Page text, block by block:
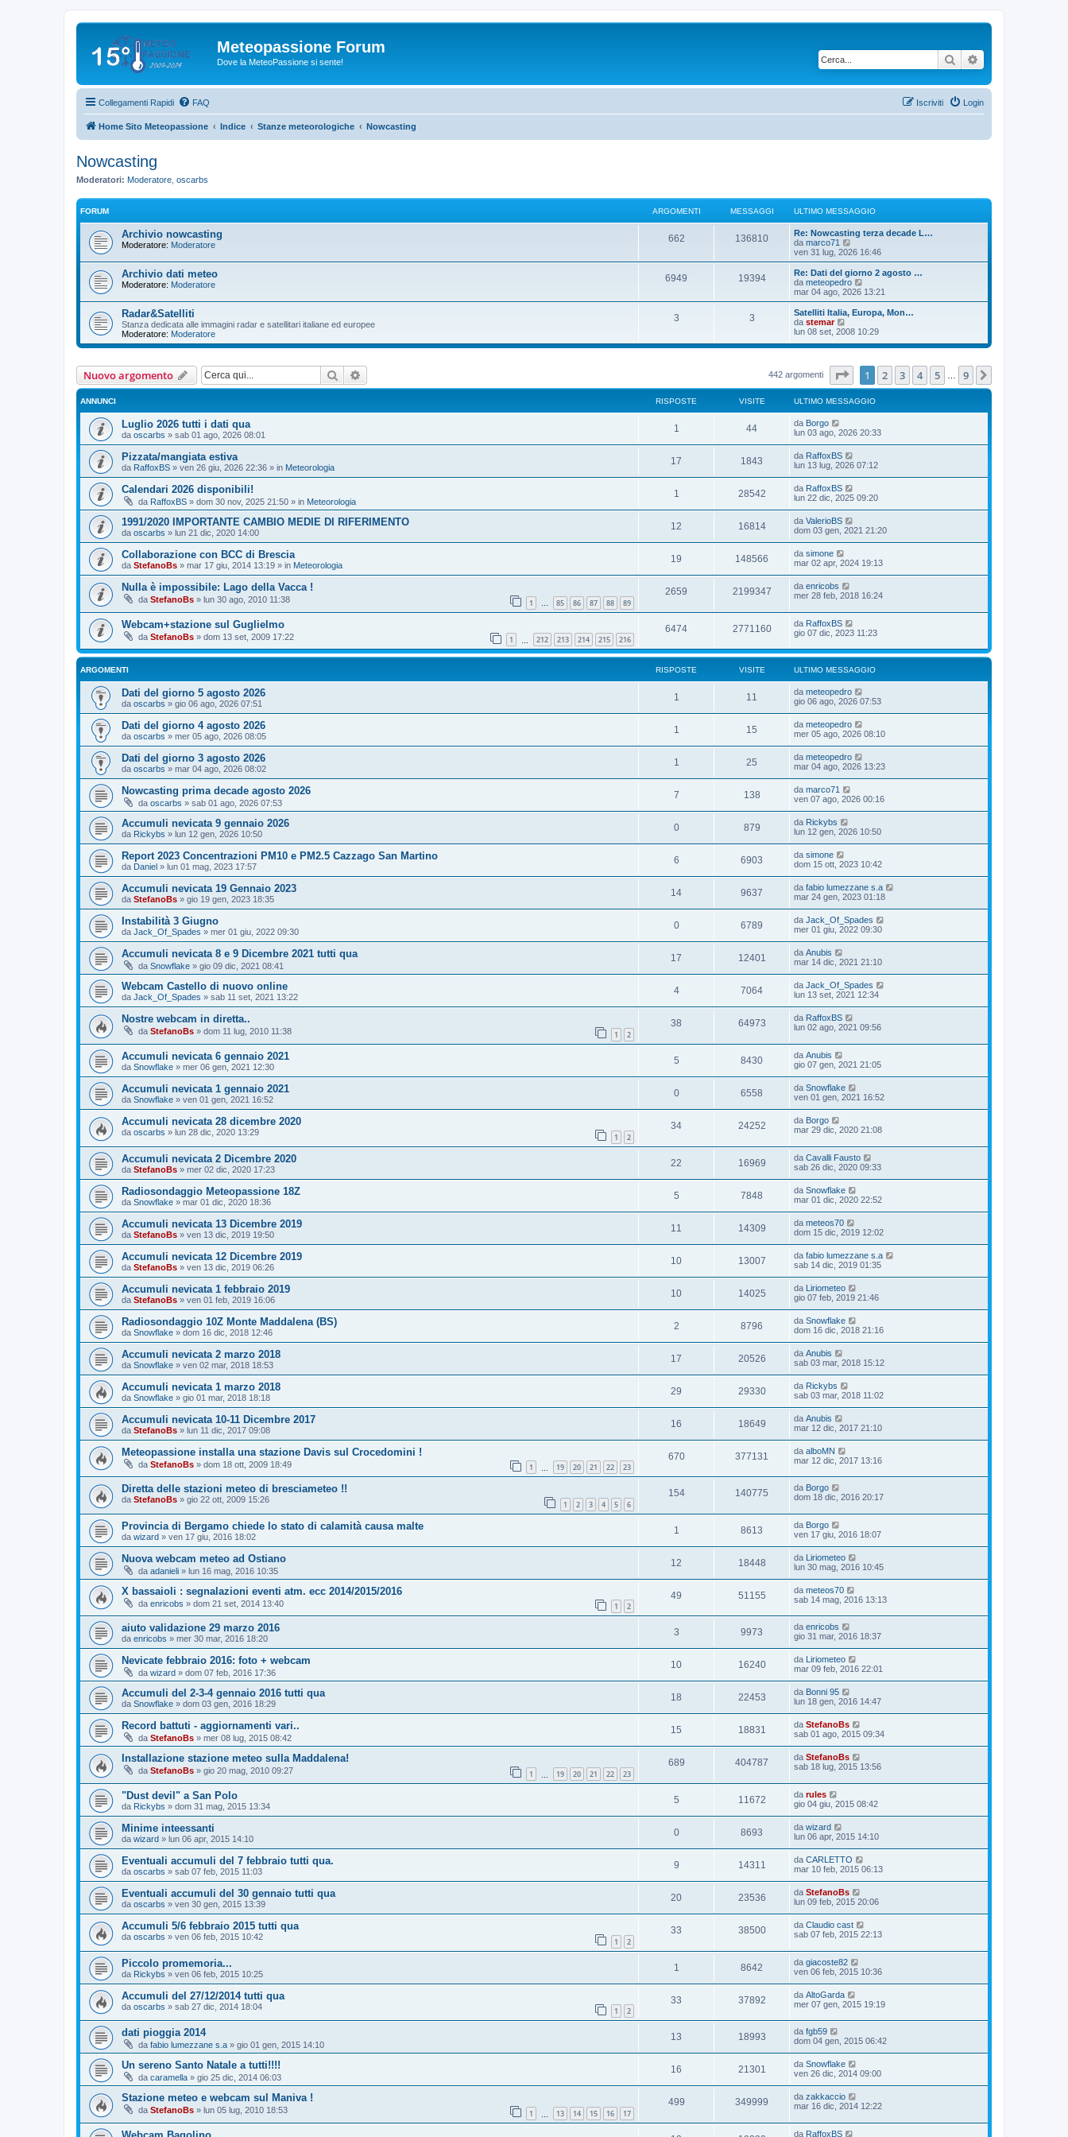
Meteopassione Forum
Dove la MeteoPassione si sente! Cerca
Collegamenti Rapidi FAQ Login
Iscriviti
Home Sito Meteopassione Indice Stanze meteorologiche Nowcasting
Nowcasting
Moderatori: Moderatore oscarbs
FORUM ARGOMENTI MESSAGGI ULTIMO MESSAGGIO
Archivio nowcasting
Moderatore: Moderatore
662 136810
Re: Nowcasting terza decade L…
da marco71
e
d
i
u
l
i
m
o
m
e
s
g
i
o
ven 31 lug, 2026 16:46
Archivio dati meteo
Moderatore: Moderatore
6949 19394
Re: Dati del giorno 2 agosto …
da meteopedro
e
d
i
l
i
o
m
e
s
a
g
i
mar 04 ago, 2026 13:21
Radar&Satelliti
Stanza dedicata alle immagini radar e satellitari italiane ed europee
Moderatore: Moderatore
3 3
Satelliti Italia, Europa, Mon…
da stemar
e
i
l
t
i
m
o
s
s
a
g
i
o
lun 08 set, 2008 10:29
Nuovo argomento Cerca 442 argomenti Pagina1 di
1 2 3 4 5 9
ANNUNCI RISPOSTE VISITE ULTIMO MESSAGGIO
Luglio 2026 tutti i dati qua
da oscarbs » sab 01 ago, 2026 08:01
1 44 da Borgo
lun 03 ago, 2026 20:33
Pizzata/mangiata estiva
da RaffoxBS » ven 26 giu, 2026 22:36 » in Meteorologia
17 1843 da RaffoxBS
lun 13 lug, 2026 07:12
Calendari 2026 disponibili!
da RaffoxBS » dom 30 nov, 2025 21:50 » in Meteorologia
1 28542 da RaffoxBS
lun 22 dic, 2025 09:20
1991/2020 IMPORTANTE CAMBIO MEDIE DI RIFERIMENTO
da oscarbs » lun 21 dic, 2020 14:00
12 16814 da ValerioBS
dom 03 gen, 2021 21:20
Collaborazione con BCC di Brescia
da StefanoBs » mar 17 giu, 2014 13:19 » in Meteorologia
19 148566 da simone
mar 02 apr, 2024 19:13
Nulla è impossibile: Lago della Vacca !
da StefanoBs » lun 30 ago, 2010 11:38 1 … 85 86 87 88 89
2659 2199347 da enricobs
mer 28 feb, 2018 16:24
Webcam+stazione sul Guglielmo
da StefanoBs » dom 13 set, 2009 17:22 1 212 213 214 215 216
6474 2771160 da RaffoxBS
gio 07 dic, 2023 11:23
ARGOMENTI RISPOSTE VISITE ULTIMO MESSAGGIO
Dati del giorno 5 agosto 2026
da oscarbs » gio 06 ago, 2026 07:51
1 11 da meteopedro
gio 06 ago, 2026 07:53
Dati del giorno 4 agosto 2026
da oscarbs » mer 05 ago, 2026 08:05
1 15 da meteopedro
mer 05 ago, 2026 08:10
Dati del giorno 3 agosto 2026
da oscarbs » mar 04 ago, 2026 08:02
1 25 da meteopedro
mar 04 ago, 2026 13:23
Nowcasting prima decade agosto 2026
da oscarbs » sab 01 ago, 2026 07:53
7 138 da marco71
ven 07 ago, 2026 00:16
Accumuli nevicata 9 gennaio 2026
da Rickybs » lun 12 gen, 2026 10:50
0 879 da Rickybs
lun 12 gen, 2026 10:50
Report 2023 Concentrazioni PM10 e PM2.5 Cazzago San Martino
da Daniel » lun 01 mag, 2023 17:57
6 6903 da simone
dom 15 ott, 2023 10:42
Accumuli nevicata 19 Gennaio 2023
da StefanoBs » gio 19 gen, 2023 18:35
14 9637 da fabio lumezzane s.a
mar 24 gen, 2023 01:18
Instabilità 3 Giugno
da Jack_Of_Spades » mer 01 giu, 2022 09:30
0 6789 da Jack_Of_Spades
mer 01 giu, 2022 09:30
Accumuli nevicata 8 e 9 Dicembre 2021 tutti qua
da Snowflake » gio 09 dic, 2021 08:41
17 12401 da Anubis
mar 14 dic, 2021 21:10
Webcam Castello di nuovo online
da Jack_Of_Spades » sab 11 set, 2021 13:22
4 7064 da Jack_Of_Spades
lun 13 set, 2021 12:34
Nostre webcam in diretta..
da StefanoBs » dom 11 lug, 2010 11:38 1 2
38 64973 da RaffoxBS
lun 02 ago, 2021 09:56
Accumuli nevicata 6 gennaio 2021
da Snowflake » mer 06 gen, 2021 12:30
5 8430 da Anubis
gio 07 gen, 2021 21:05
Accumuli nevicata 1 gennaio 2021
da Snowflake » ven 01 gen, 2021 16:52
0 6558 da Snowflake
ven 01 gen, 2021 16:52
Accumuli nevicata 28 dicembre 2020
da oscarbs » lun 28 dic, 2020 13:29 1 2
34 24252 da Borgo
mar 29 dic, 2020 21:08
Accumuli nevicata 2 Dicembre 2020
da StefanoBs » mer 02 dic, 2020 17:23
22 16969 da Cavalli Fausto
sab 26 dic, 2020 09:33
Radiosondaggio Meteopassione 18Z
da Snowflake » mar 01 dic, 2020 18:36
5 7848 da Snowflake
mar 01 dic, 2020 22:52
Accumuli nevicata 13 Dicembre 2019
da StefanoBs » ven 13 dic, 2019 19:50
11 14309 da meteos70
dom 15 dic, 2019 12:02
Accumuli nevicata 12 Dicembre 2019
da StefanoBs » ven 13 dic, 2019 06:26
10 13007 da fabio lumezzane s.a
sab 14 dic, 2019 01:35
Accumuli nevicata 1 febbraio 2019
da StefanoBs » ven 01 feb, 2019 16:06
10 14025 da Liriometeo
gio 07 feb, 2019 21:46
Radiosondaggio 10Z Monte Maddalena (BS)
da Snowflake » dom 16 dic, 2018 12:46
2 8796 da Snowflake
dom 16 dic, 2018 21:16
Accumuli nevicata 2 marzo 2018
da Snowflake » ven 02 mar, 2018 18:53
17 20526 da Anubis
sab 03 mar, 2018 15:12
Accumuli nevicata 1 marzo 2018
da Snowflake » gio 01 mar, 2018 18:18
29 29330 da Rickybs
sab 03 mar, 2018 11:02
Accumuli nevicata 10-11 Dicembre 2017
da StefanoBs » lun 11 dic, 2017 09:08
16 18649 da Anubis
mar 12 dic, 2017 21:10
Meteopassione installa una stazione Davis sul Crocedomini !
da StefanoBs » dom 18 ott, 2009 18:49 1 19 20 21 22 23
670 377131 da alboMN
mar 12 dic, 2017 13:16
Diretta delle stazioni meteo di bresciameteo !!
da StefanoBs » gio 22 ott, 2009 15:26 1 2 3 4 5 6
154 140775 da Borgo
dom 18 dic, 2016 20:17
Provincia di Bergamo chiede lo stato di calamità causa malte
da wizard » ven 17 giu, 2016 18:02
1 8613 da Borgo
ven 17 giu, 2016 18:07
Nuova webcam meteo ad Ostiano
da adanieli » lun 16 mag, 2016 10:35
12 18448 da Liriometeo
lun 30 mag, 2016 10:45
X bassaioli : segnalazioni eventi atm. ecc 2014/2015/2016
da enricobs » dom 21 set, 2014 13:40 1 2
49 51155 da meteos70
sab 14 mag, 2016 13:13
aiuto validazione 29 marzo 2016
da enricobs » mer 30 mar, 2016 18:20
3 9973 da enricobs
gio 31 mar, 2016 18:37
Nevicate febbraio 2016: foto + webcam
da wizard » dom 07 feb, 2016 17:36
10 16240 da Liriometeo
mar 09 feb, 2016 22:01
Accumuli del 2-3-4 gennaio 2016 tutti qua
da Snowflake » dom 03 gen, 2016 18:29
18 22453 da Bonni 95
lun 18 gen, 2016 14:47
Record battuti - aggiornamenti vari..
da StefanoBs » mer 08 lug, 2015 08:42
15 18831 da StefanoBs
sab 01 ago, 2015 09:34
Installazione stazione meteo sulla Maddalena!
da StefanoBs » gio 20 mag, 2010 09:27 1 19 20 21 22 23
689 404787 da StefanoBs
sab 18 lug, 2015 13:56
"Dust devil" a San Polo
da Rickybs » dom 31 mag, 2015 13:34
5 11672 da rules
gio 04 giu, 2015 08:42
Minime inteessanti
da wizard » lun 06 apr, 2015 14:10
0 8693 da wizard
lun 06 apr, 2015 14:10
Eventuali accumuli del 7 febbraio tutti qua.
da oscarbs » sab 07 feb, 2015 11:03
9 14311 da CARLETTO
mar 10 feb, 2015 06:13
Eventuali accumuli del 30 gennaio tutti qua
da oscarbs » ven 30 gen, 2015 13:39
20 23536 da StefanoBs
lun 09 feb, 2015 20:06
Accumuli 5/6 febbraio 2015 tutti qua
da oscarbs » ven 06 feb, 2015 10:42 1 2
33 38500 da Claudio cast
sab 07 feb, 2015 22:13
Piccolo promemoria...
da Rickybs » ven 06 feb, 2015 10:25
1 8642 da giacoste82
ven 06 feb, 2015 10:36
Accumuli del 27/12/2014 tutti qua
da oscarbs » sab 27 dic, 2014 18:04 1 2
33 37892 da AltoGarda
mer 07 gen, 2015 19:19
dati pioggia 2014
da fabio lumezzane s.a » gio 01 gen, 2015 14:10
13 18993 da fgb59
dom 04 gen, 2015 06:42
Un sereno Santo Natale a tutti!!!!
da caramella » gio 25 dic, 2014 06:03
16 21301 da Snowflake
ven 26 dic, 2014 09:00
Stazione meteo e webcam sul Maniva !
da StefanoBs » lun 05 lug, 2010 18:53 1 13 14 15 16 17
499 349999 da zakkaccio
mar 16 dic, 2014 12:22
da RaffoxBS